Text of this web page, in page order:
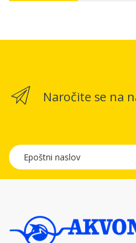
Naročite se na
Epoštni naslov